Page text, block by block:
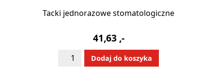
Tacki jednorazowe stomatologiczne
41,63 ,-
ilość
Dodaj do koszyka
Alternative: